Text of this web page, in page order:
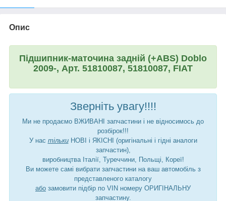
Опис
Підшипник-маточина задній (+ABS) Doblo
2009-, Арт. 51810087, 51810087, FIAT
Зверніть увагу!!!!
Ми не продаємо ВЖИВАНІ запчастини і не відносимось до
розбірок!!!
У нас тількиНОВІ і ЯКІСНІ (оригінальні і гідні аналоги
запчастин),
виробництва Італії, Туреччини, Польщі, Кореї!
Ви можете самі вибрати запчастини на ваш автомобіль з
представленого каталогу
або замовити підбір по VIN номеру ОРИГІНАЛЬНУ
запчастину.